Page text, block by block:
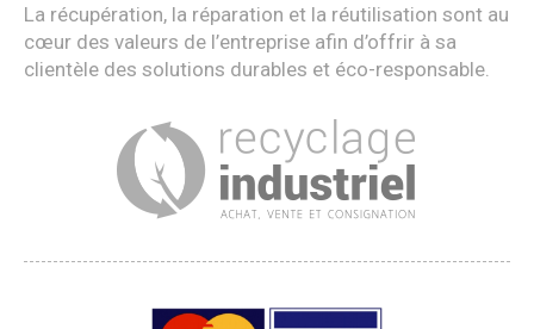
La récupération, la réparation et la réutilisation sont au
cœur des valeurs de l’entreprise afin d’offrir à sa
clientèle des solutions durables et éco-responsable.